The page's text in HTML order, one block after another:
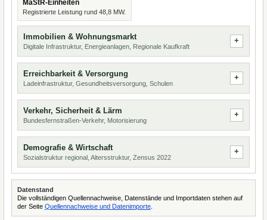
MaStR-Einheiten
Registrierte Leistung rund 48,8 MW.
Immobilien & Wohnungsmarkt
Digitale Infrastruktur, Energieanlagen, Regionale Kaufkraft
Erreichbarkeit & Versorgung
Ladeinfrastruktur, Gesundheitsversorgung, Schulen
Verkehr, Sicherheit & Lärm
Bundesfernstraßen-Verkehr, Motorisierung
Demografie & Wirtschaft
Sozialstruktur regional, Altersstruktur, Zensus 2022
Datenstand
Die vollständigen Quellennachweise, Datenstände und Importdaten stehen auf
der Seite Quellennachweise und Datenimporte